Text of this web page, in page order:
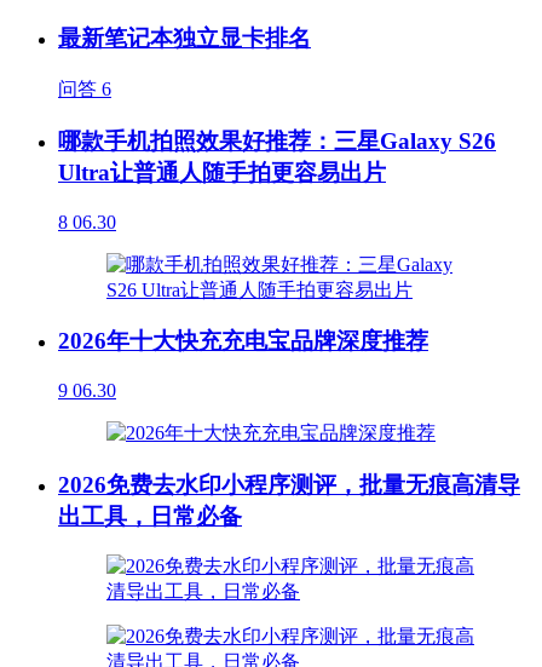
最新笔记本独立显卡排名
问答 6
哪款手机拍照效果好推荐：三星Galaxy S26
Ultra让普通人随手拍更容易出片
8 06.30
2026年十大快充充电宝品牌深度推荐
9 06.30
2026免费去水印小程序测评，批量无痕高清导
出工具，日常必备